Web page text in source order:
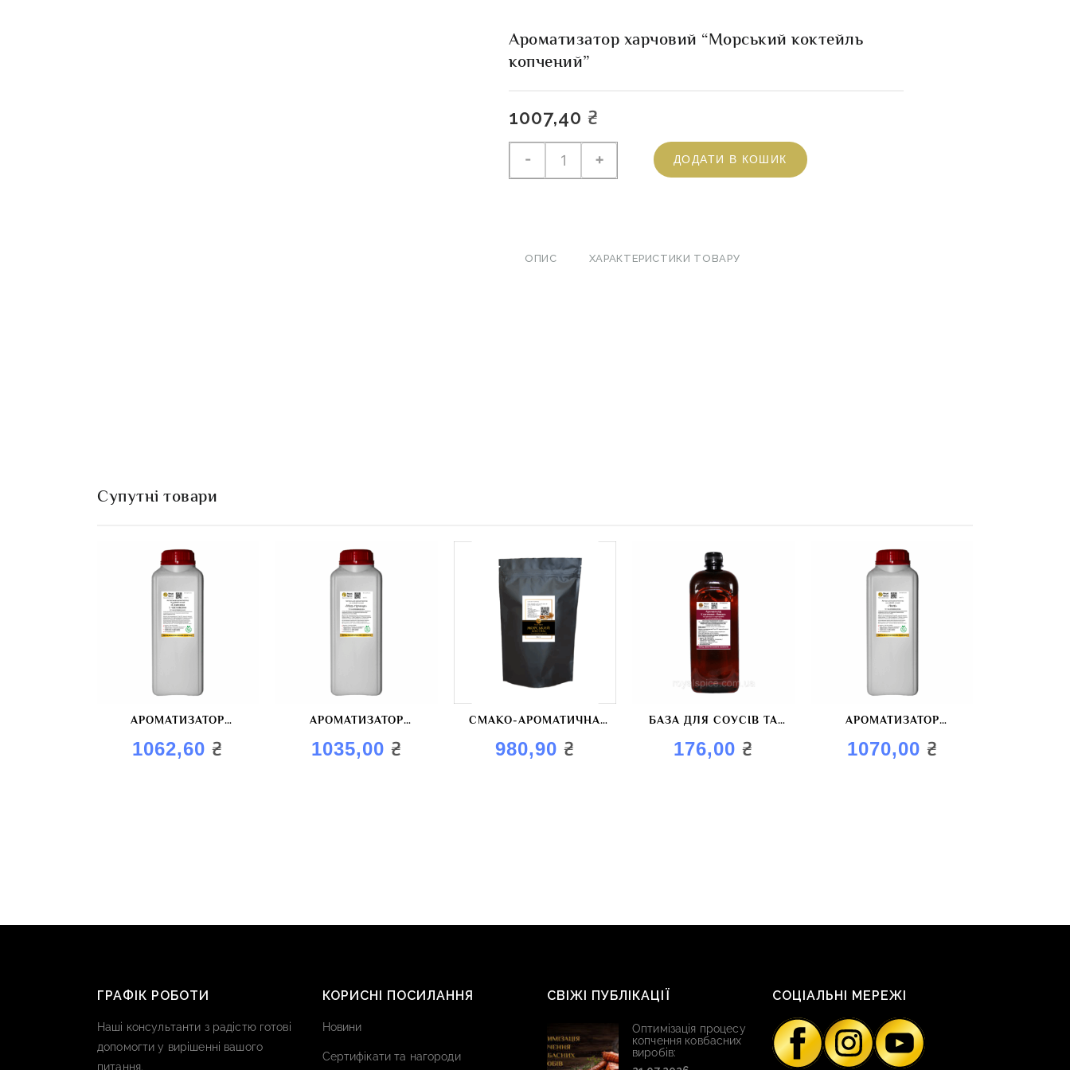
Ароматизатор харчовий “Морський коктейль
копчений”
1007,40 ₴
- + ДОДАТИ В КОШИК
ОПИС ХАРАКТЕРИСТИКИ ТОВАРУ
Супутні товари
АРОМАТИЗАТОР
ХАРЧОВИЙ “СВИНИНА З
ЧАСНИКОМ”
1062,60₴
АРОМАТИЗАТОР
ХАРЧОВИЙ “МЕД-
ГІРЧИЦЯ”
1035,00 ₴
СМАКО-АРОМАТИЧНА
СУМІШ “МОРСЬКИЙ
КОКТЕЙЛЬ”
980,90 ₴
БАЗА ДЛЯ СОУСІВ ТА
МАРИНАДІВ “АРОМАГОЛД
ВИШНЯ”
176,00₴
АРОМАТИЗАТОР
ХАРЧОВИЙ “ЧИЛІ”
1070,00 ₴
ГРАФІК РОБОТИ
Наші консультанти з радістю готові
допомогти у вирішенні вашого
питання.
КОРИСНІ ПОСИЛАННЯ
Новини
Сертифікати та нагороди
СВІЖІ ПУБЛІКАЦІЇ
Оптимізація процесу
копчення ковбасних
виробів:
СОЦІАЛЬНІ МЕРЕЖІ